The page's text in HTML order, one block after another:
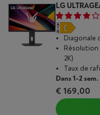
LG
Diagonale
Résolution
2K)
Taux de
Dans 1-2 sem.
€ 169,00